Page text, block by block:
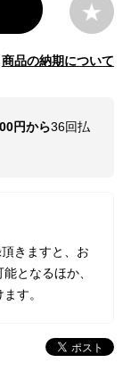
商品の納期について
円から36回払
きますと、お
となるほか、
す。